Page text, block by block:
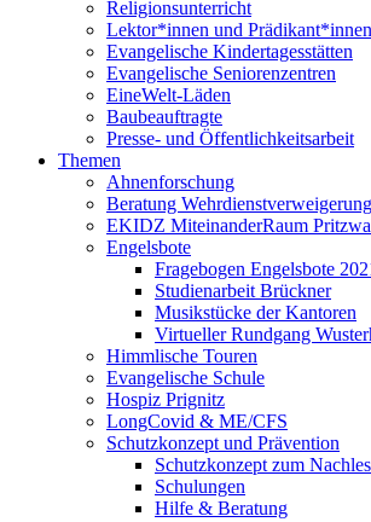
Religionsunterricht
Lektor*innen und Prädikant*innen
Evangelische Kindertagesstätten
Evangelische Seniorenzentren
EineWelt-Läden
Baubeauftragte
Presse- und Öffentlichkeitsarbeit
Themen
Ahnenforschung
Beratung Wehrdienstverweigerung
EKIDZ MiteinanderRaum
Engelsbote
Fragebogen Engelsbote
Studienarbeit Brückner
Musikstücke der Kantoren
Virtueller Rundgang
Himmlische Touren
Evangelische Schule
Hospiz Prignitz
LongCovid & ME/CFS
Schutzkonzept und Prävention
Schutzkonzept zum
Schulungen
Hilfe & Beratung